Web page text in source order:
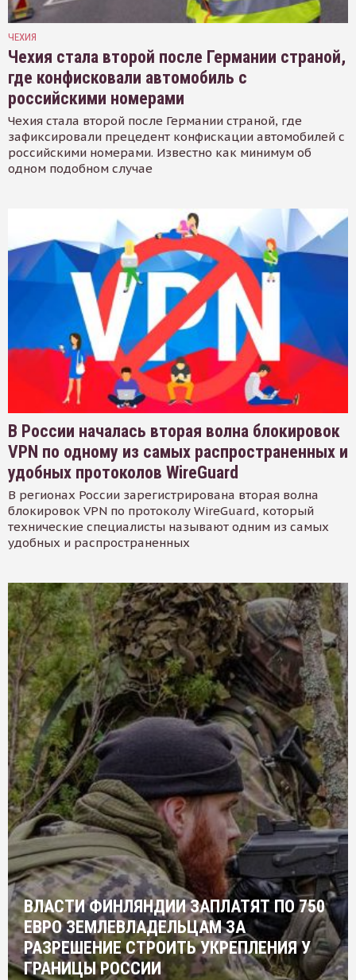
ЧЕХИЯ
Чехия стала второй после Германии страной,
где конфисковали автомобиль с
российскими номерами
Чехия стала второй после Германии страной, где
зафиксировали прецедент конфискации автомобилей с
российскими номерами. Известно как минимум об
одном подобном случае
В России началась вторая волна блокировок
VPN по одному из самых распространенных и
удобных протоколов WireGuard
В регионах России зарегистрирована вторая волна
блокировок VPN по протоколу WireGuard, который
технические специалисты называют одним из самых
удобных и распространенных
ВЛАСТИ ФИНЛЯНДИИ ЗАПЛАТЯТ ПО 750
ЕВРО ЗЕМЛЕВЛАДЕЛЬЦАМ ЗА
РАЗРЕШЕНИЕ СТРОИТЬ УКРЕПЛЕНИЯ У
ГРАНИЦЫ РОССИИ